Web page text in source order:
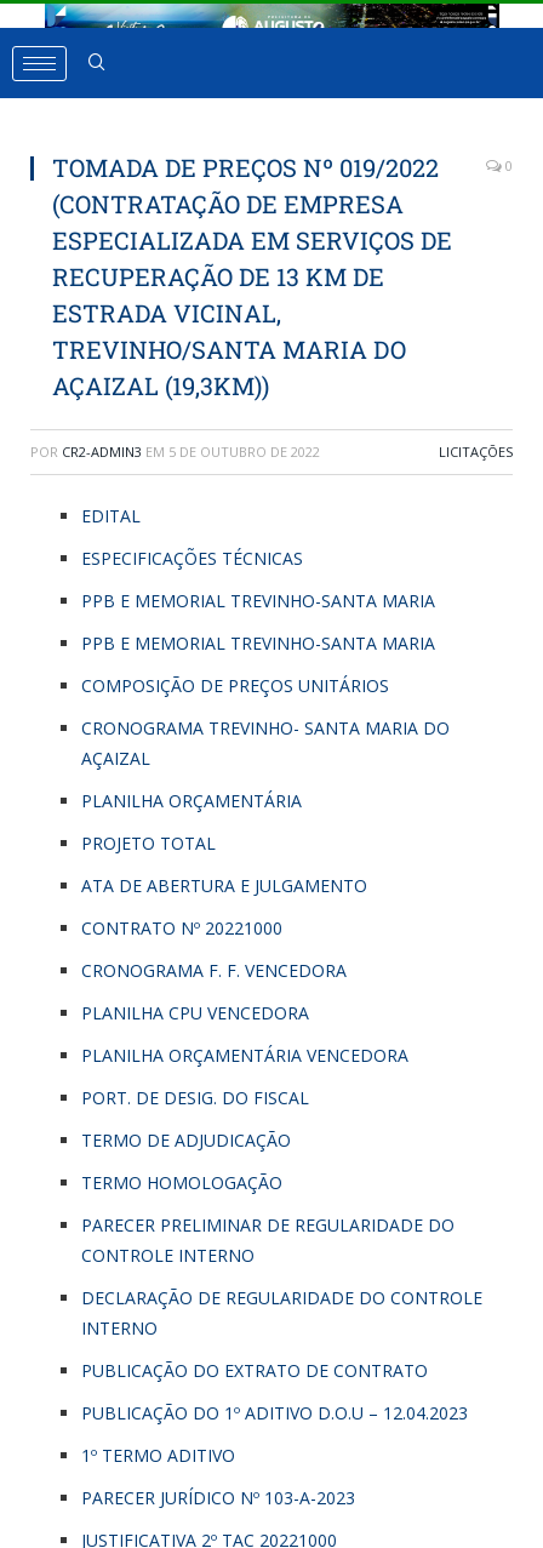
TOMADA DE PREÇOS Nº 019/2022
(CONTRATAÇÃO DE EMPRESA
ESPECIALIZADA EM SERVIÇOS DE
RECUPERAÇÃO DE 13 KM DE
ESTRADA VICINAL,
TREVINHO/SANTA MARIA DO
AÇAIZAL (19,3KM))
0
POR CR2-ADMIN3 EM 5 DE OUTUBRO DE 2022 LICITAÇÕES
EDITAL
ESPECIFICAÇÕES TÉCNICAS
PPB E MEMORIAL TREVINHO-SANTA MARIA
PPB E MEMORIAL TREVINHO-SANTA MARIA
COMPOSIÇÃO DE PREÇOS UNITÁRIOS
CRONOGRAMA TREVINHO- SANTA MARIA DO
AÇAIZAL
PLANILHA ORÇAMENTÁRIA
PROJETO TOTAL
ATA DE ABERTURA E JULGAMENTO
CONTRATO Nº 20221000
CRONOGRAMA F. F. VENCEDORA
PLANILHA CPU VENCEDORA
PLANILHA ORÇAMENTÁRIA VENCEDORA
PORT. DE DESIG. DO FISCAL
TERMO DE ADJUDICAÇÃO
TERMO HOMOLOGAÇÃO
PARECER PRELIMINAR DE REGULARIDADE DO
CONTROLE INTERNO
DECLARAÇÃO DE REGULARIDADE DO CONTROLE
INTERNO
PUBLICAÇÃO DO EXTRATO DE CONTRATO
PUBLICAÇÃO DO 1º ADITIVO D.O.U – 12.04.2023
1º TERMO ADITIVO
PARECER JURÍDICO Nº 103-A-2023
JUSTIFICATIVA 2º TAC 20221000